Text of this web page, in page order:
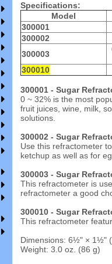
Specifications:
Model
300001
300002
300003
300010
300001 - Sugar
0 ~ 32% is the most
fruit juices, wine, milk,
solutions.
300002 - Sugar
Use this refractometer
ketchup as well as for
300003 - Sugar
This refractometer is
refractometer a good
300010 - Sugar
This refractometer
Dimensions: 6½" × 1½"
Weight: 3.0 oz. (86 g)